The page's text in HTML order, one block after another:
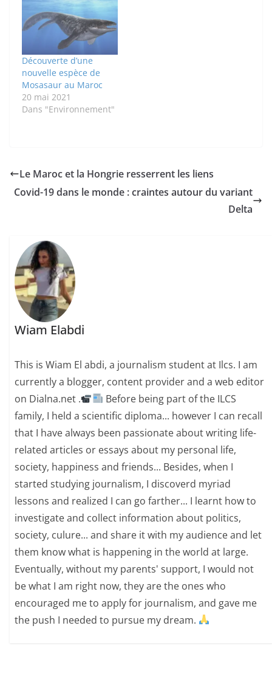
Découverte d’une
nouvelle espèce de
Mosasaur au Maroc
20 mai 2021
Dans "Environnement"
Le Maroc et la Hongrie resserrent les liens
Covid-19 dans le monde : craintes autour du variant
Delta
Wiam Elabdi
This is Wiam El abdi, a journalism student at Ilcs. I am
currently a blogger, content provider and a web editor
on Dialna.net .
Before being part of the ILCS
family, I held a scientific diploma... however I can recall
that I have always been passionate about writing life-
related articles or essays about my personal life,
society, happiness and friends... Besides, when I
started studying journalism, I discoverd myriad
lessons and realized I can go farther... I learnt how to
investigate and collect information about politics,
society, culure... and share it with my audience and let
them know what is happening in the world at large.
Eventually, without my parents' support, I would not
be what I am right now, they are the ones who
encouraged me to apply for journalism, and gave me
the push I needed to pursue my dream.